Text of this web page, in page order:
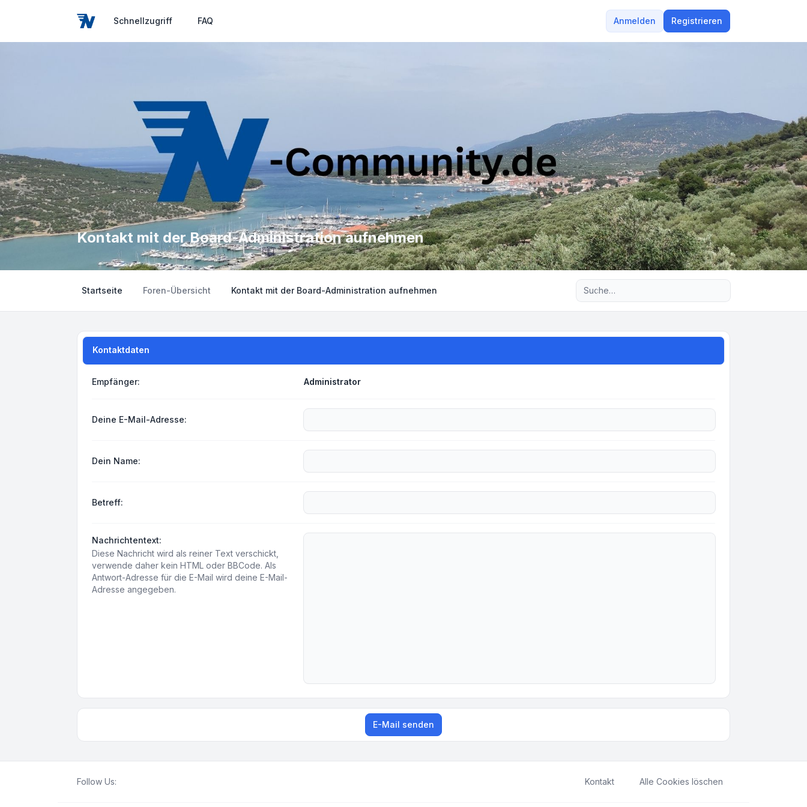
Schnellzugriff FAQ Anmelden Registrieren
Kontakt mit der Board-Administration aufnehmen
Startseite Foren-Übersicht Kontakt mit der Board-Administration aufnehmen
Kontaktdaten
Empfänger: Administrator
Deine E-Mail-Adresse:
Dein Name:
Betreff:
Nachrichtentext:
Diese Nachricht wird als reiner Text verschickt,
verwende daher kein HTML oder BBCode. Als
Antwort-Adresse für die E-Mail wird deine E-Mail-
Adresse angegeben.
E-Mail senden
Follow Us: Kontakt Alle Cookies löschen